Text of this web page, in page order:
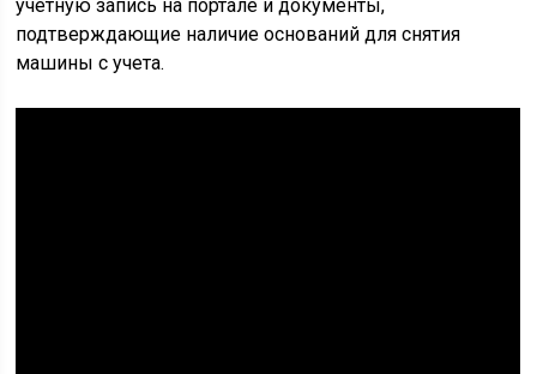
учетную запись на портале и документы,
подтверждающие наличие оснований для снятия
машины с учета.